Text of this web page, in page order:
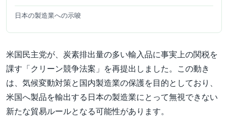
日本の製造業への示唆
米国民主党が、炭素排出量の多い輸入品に事実上の関税を
課す「クリーン競争法案」を再提出しました。この動き
は、気候変動対策と国内製造業の保護を目的としており、
米国へ製品を輸出する日本の製造業にとって無視できない
新たな貿易ルールとなる可能性があります。